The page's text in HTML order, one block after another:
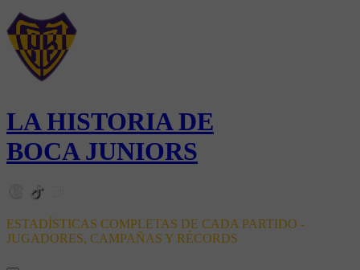
LA HISTORIA DE
BOCA JUNIORS
ESTADÍSTICAS COMPLETAS DE CADA PARTIDO -
JUGADORES, CAMPAÑAS Y RÉCORDS